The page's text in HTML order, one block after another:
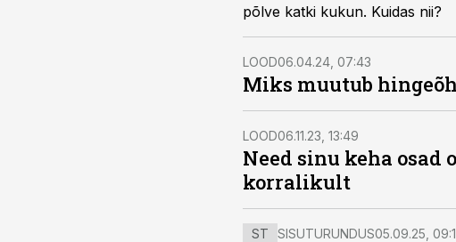
põlve katki kukun. Kuidas nii?
LOOD06.04.24, 07:43
Miks muutub
LOOD06.11.23, 13:49
Need sinu keha osad
korralikult
ST SISUTURUNDUS05.09.25,